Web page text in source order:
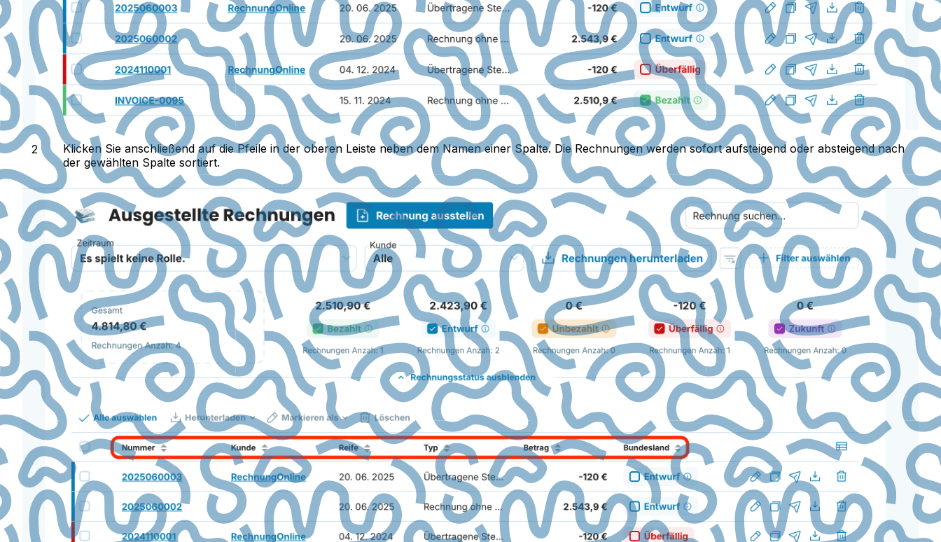
Klicken Sie anschließend auf die Pfeile in der oberen Leiste neben dem Namen einer Spalte. Die Rechnungen werden sofort aufsteigend oder absteigend nach
der gewählten Spalte sortiert.